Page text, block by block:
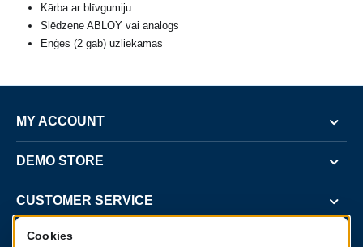
Kārba ar blīvgumiju
Slēdzene ABLOY vai analogs
Enģes (2 gab) uzliekamas
MY ACCOUNT
DEMO STORE
CUSTOMER SERVICE
CONTACT US
Cookies